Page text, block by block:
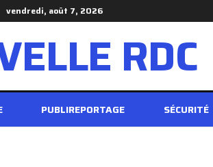
vendredi, août 7, 2026
RDC
PUBLIREPORTAGE SÉCURITÉ